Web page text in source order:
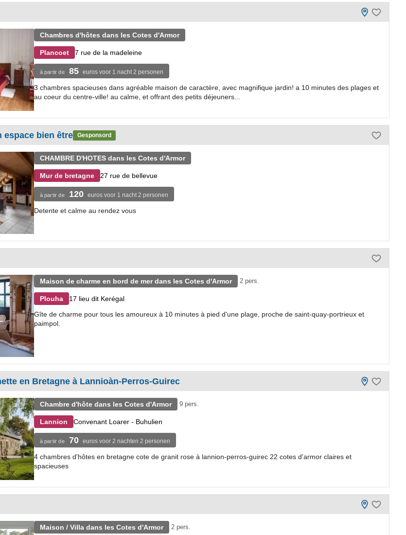
Chambres d'hôtes dans les Cotes d'Armor
Plancoet 7 rue de la madeleine
à partir de 85 euros voor 1 nacht 2 personen
3 chambres spacieuses dans agréable maison de caractère, avec magnifique jardin! a 10 minutes des plages et
au coeur du centre-ville! au calme, et offrant des petits déjeuners...
espace bien être Gesponsord
CHAMBRE D'HOTES dans les Cotes d'Armor
Mur de bretagne 27 rue de bellevue
à partir de 120 euros voor 1 nacht 2 personen
Detente et calme au rendez vous
Maison de charme en bord de mer dans les Cotes d'Armor 2 pers.
Plouha 17 lieu dit Kerégal
Gîte de charme pour tous les amoureux à 10 minutes à pied d'une plage, proche de saint-quay-portrieux et
paimpol.
en Bretagne à Lannioàn-Perros-Guirec
Chambre d'hôte dans les Cotes d'Armor 9 pers.
Lannion Convenant Loarer - Buhulien
à partir de 70 euros voor 2 nachten 2 personen
4 chambres d'hôtes en bretagne cote de granit rose à lannion-perros-guirec 22 cotes d'armor claires et
spacieuses
Maison / Villa dans les Cotes d'Armor 2 pers.